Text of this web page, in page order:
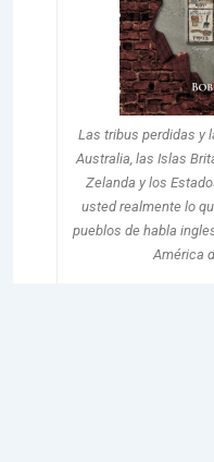
Las tribus perdidas y
Australia, las Islas
Zelanda y los
usted realmente lo
pueblos de habla
América